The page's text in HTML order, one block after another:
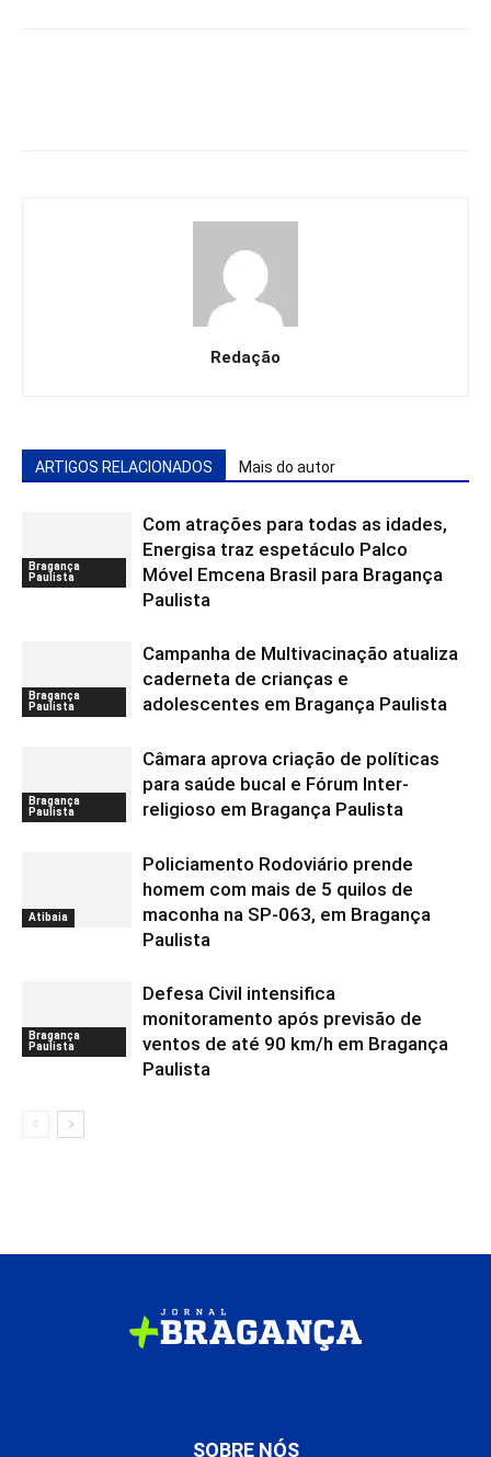
Redação
ARTIGOS RELACIONADOS Mais do autor
Bragança
Paulista
Com atrações para todas as idades,
Energisa traz espetáculo Palco
Móvel Emcena Brasil para Bragança
Paulista
Bragança
Paulista
Campanha de Multivacinação atualiza
caderneta de crianças e
adolescentes em Bragança Paulista
Bragança
Paulista
Câmara aprova criação de políticas
para saúde bucal e Fórum Inter-
religioso em Bragança Paulista
Atibaia
Policiamento Rodoviário prende
homem com mais de 5 quilos de
maconha na SP-063, em Bragança
Paulista
Bragança
Paulista
Defesa Civil intensifica
monitoramento após previsão de
ventos de até 90 km/h em Bragança
Paulista
SOBRE NÓS